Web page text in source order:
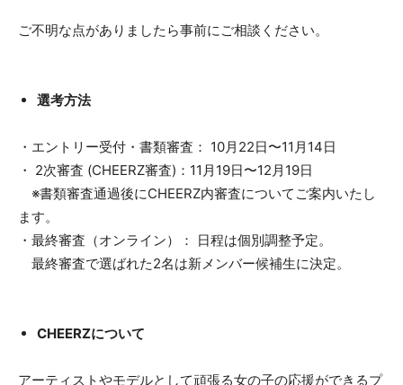
ご不明な点がありましたら事前にご相談ください。
選考方法
・エントリー受付・書類審査： 10月22日〜11月14日
・ 2次審査 (CHEERZ審査)：11月19日〜12月19日
※書類審査通過後にCHEERZ内審査についてご案内いたし
ます。
・最終審査（オンライン）： 日程は個別調整予定。
最終審査で選ばれた2名は新メンバー候補生に決定。
CHEERZについて
アーティストやモデルとして頑張る女の子の応援ができるプ